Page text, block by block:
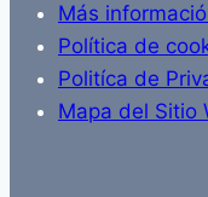
Más
Política de
Politíca de
Mapa del Sitio